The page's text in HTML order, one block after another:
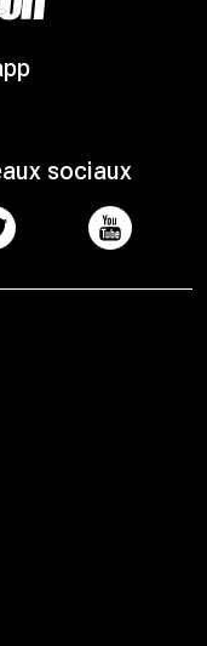
sociaux